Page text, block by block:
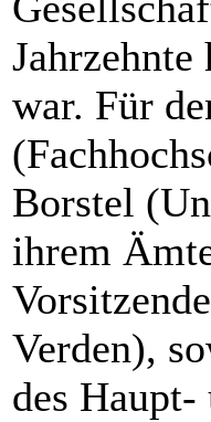
war. Für
Borstel
ihrem
Verden),
des